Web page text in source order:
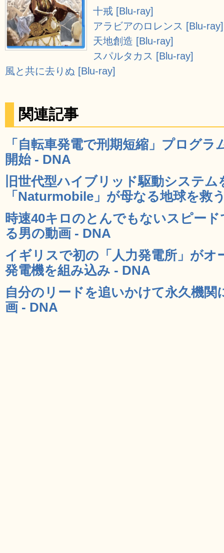
十戒 [Blu-ray]
アラビアのロレンス [Blu-ray]
天地創造 [Blu-ray]
スパルタカス [Blu-ray]
風と共に去りぬ [Blu-ray]
関連記事
「自転車発電で刑期短縮」プログ
開始 - DNA
旧世代型ハイブリッド駆動システム
「Naturmobile」が母なる地球を救
時速40キロのとんでもないスピー
る男の動画 - DNA
イギリスで初の「人力発電所」がオ
発電機を組み込み - DNA
自分のリードを追いかけて永久機
画 - DNA